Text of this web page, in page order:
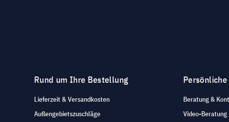
Rund um Ihre Bestellung
Lieferzeit & Versandkosten
Außengebietszuschläge
Beratung &
Video-Beratung